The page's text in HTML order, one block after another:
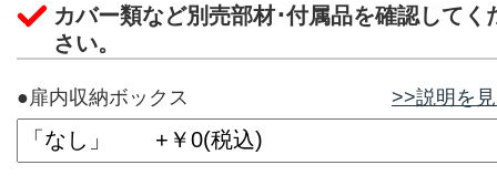
カバー類など別売部材･付属品を確認してく
さい。
●扉内収納ボックス >>説明を